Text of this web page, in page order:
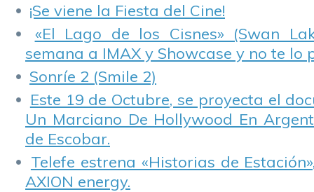
¡Se viene la Fiesta del Cine!
«El Lago de los Cisnes» (Swan
semana a IMAX y Showcase y no te lo
Sonríe 2 (Smile 2)
Este 19 de Octubre, se proyecta el
Un Marciano De Hollywood En
de Escobar.
Telefe estrena «Historias de
AXION energy.